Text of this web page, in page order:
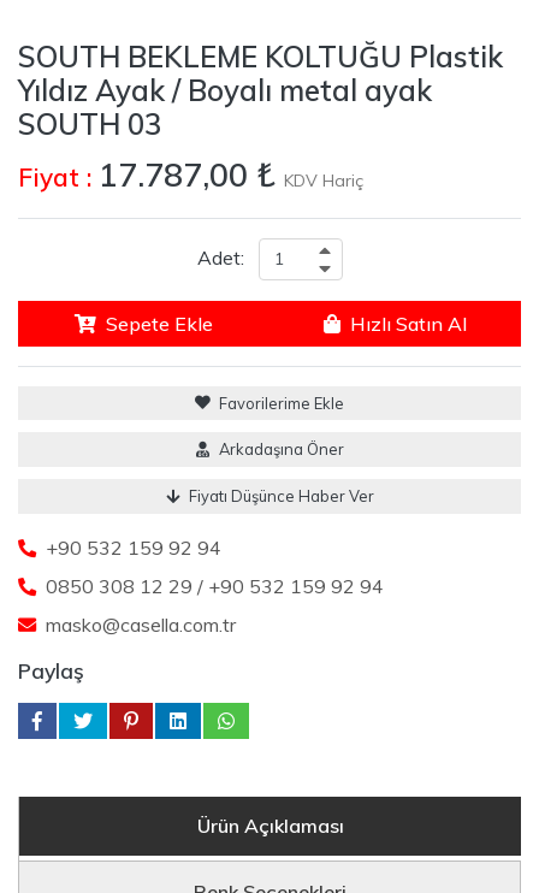
SOUTH BEKLEME KOLTUĞU Plastik
Yıldız Ayak / Boyalı metal ayak
SOUTH 03
Fiyat : 17.787,00 ₺ KDV Hariç
Adet:
Sepete Ekle Hızlı Satın Al
Favorilerime Ekle
Arkadaşına Öner
Fiyatı Düşünce Haber Ver
+90 532 159 92 94
0850 308 12 29 / +90 532 159 92 94
masko@casella.com.tr
Paylaş
Ürün Açıklaması